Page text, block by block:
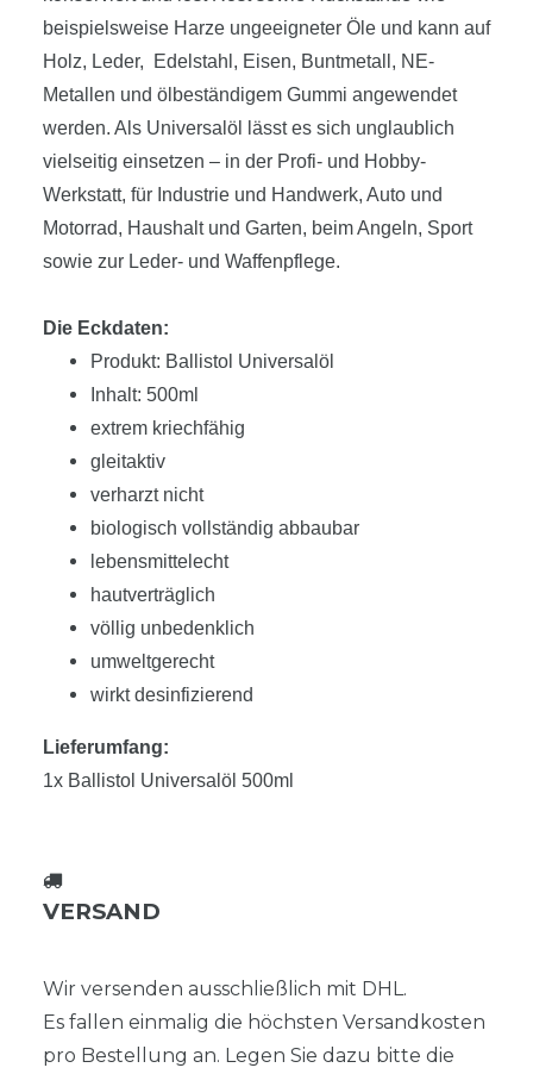
beispielsweise Harze ungeeigneter Öle und kann auf
Holz, Leder, Edelstahl, Eisen, Buntmetall, NE-
Metallen und ölbeständigem Gummi angewendet
werden. Als Universalöl lässt es sich unglaublich
vielseitig einsetzen – in der Profi- und Hobby-
Werkstatt, für Industrie und Handwerk, Auto und
Motorrad, Haushalt und Garten, beim Angeln, Sport
sowie zur Leder- und Waffenpflege.
Die Eckdaten:
Produkt: Ballistol Universalöl
Inhalt: 500ml
extrem kriechfähig
gleitaktiv
verharzt nicht
biologisch vollständig abbaubar
lebensmittelecht
hautverträglich
völlig unbedenklich
umweltgerecht
wirkt desinfizierend
Lieferumfang:
1x Ballistol Universalöl 500ml
VERSAND
Wir versenden ausschließlich mit DHL.
Es fallen einmalig die höchsten Versandkosten
pro Bestellung an. Legen Sie dazu bitte die